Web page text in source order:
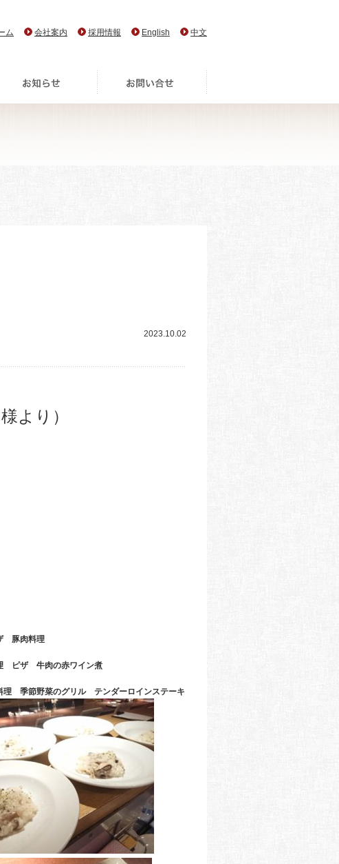
ム 会社案内 採用情報 English 中文
2023.10.02
より）
豚肉料理
ピザ 牛肉の赤ワイン煮
季節野菜のグリル テンダーロインステーキ